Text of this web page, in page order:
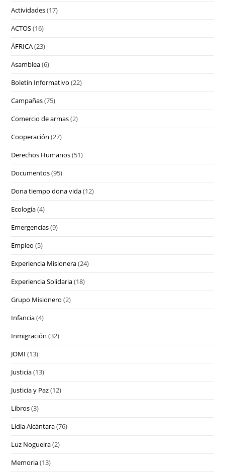
Actividades(17)
ACTOS(16)
ÁFRICA(23)
Asamblea(6)
Boletín Informativo (22)
Campañas(75)
Comercio de armas(2)
Cooperación (27)
Derechos Humanos(51)
Documentos(95)
Dona tiempo dona vida(12)
Ecología(4)
Emergencias(9)
Empleo (5)
Experiencia Misionera(24)
Experiencia Solidaria(18)
Grupo Misionero (2)
Infancia(4)
Inmigración (32)
JOMI (13)
Justicia(13)
Justicia y Paz(12)
Libros(3)
Lidia Alcántara(76)
Luz Nogueira(2)
Memoria(13)